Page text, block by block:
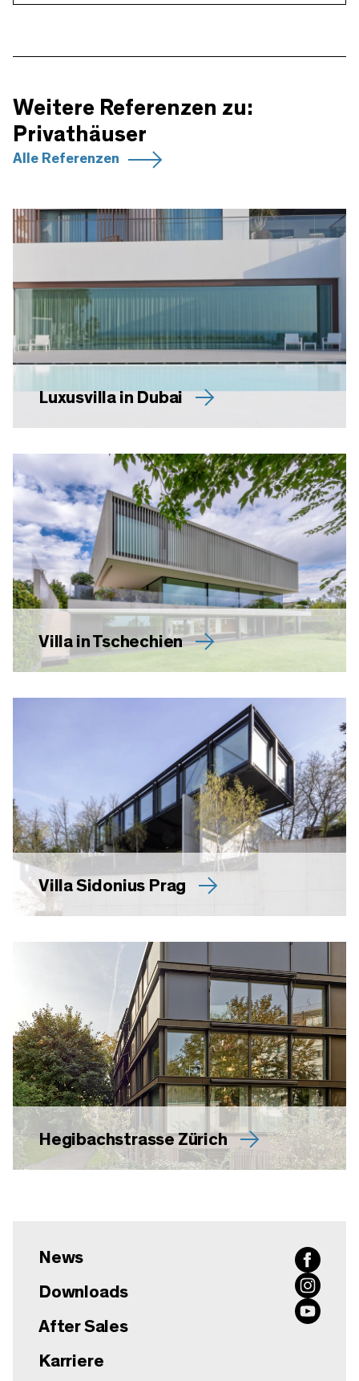
Weitere Referenzen zu:
Privathäuser
Alle Referenzen
Luxusvilla in Dubai
Villa in Tschechien
Villa Sidonius Prag
Hegibachstrasse Zürich
News
Downloads
After Sales
Karriere